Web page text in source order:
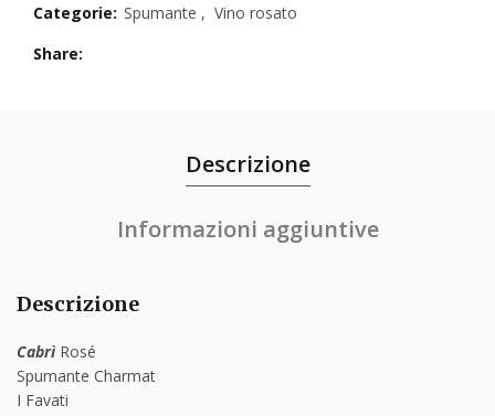
Categorie: Spumante , Vino rosato
Share
Descrizione
Informazioni aggiuntive
Descrizione
Cabrì Rosé
Spumante Charmat
I Favati